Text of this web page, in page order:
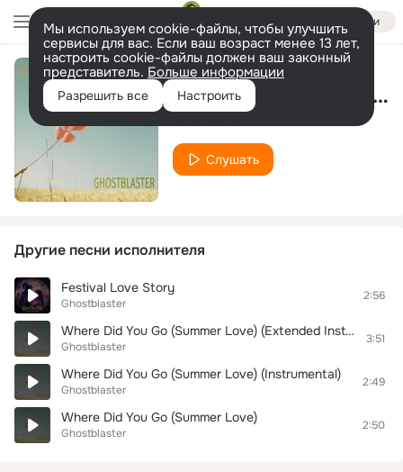
Войти
Мы используем cookie-файлы, чтобы улучшить
сервисы для вас. Если ваш возраст менее 13 лет,
настроить cookie-файлы должен ваш законный
представитель. Больше информации
Разрешить все Настроить Where Did You Go (Summer Love) (Extended Mix)
Слушать
Другие песни исполнителя
Festival Love Story
Ghostblaster
2:56
Where Did You Go (Summer Love) (Extended Instrumental Mix)
Ghostblaster
3:51
Where Did You Go (Summer Love) (Instrumental)
Ghostblaster
2:49
Where Did You Go (Summer Love)
Ghostblaster
2:50